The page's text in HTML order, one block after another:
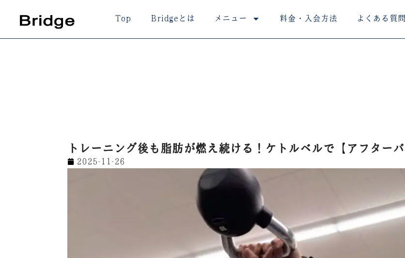
Top Bridgeとは メニュー 料金・入会方法 よくある質問
トレーニング後も脂肪が燃え続ける！ケトルベルで【アフター
2025-11-26